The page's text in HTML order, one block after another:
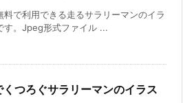
料で利用できる走るサラリーマンのイラ
す。Jpeg形式ファイル ...
くつろぐサラリーマンのイラス